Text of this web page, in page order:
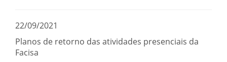
22/09/2021
Planos de retorno das atividades presenciais da
Facisa